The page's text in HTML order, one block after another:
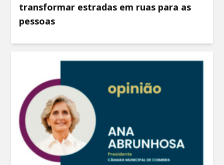
transformar estradas em ruas para as
pessoas